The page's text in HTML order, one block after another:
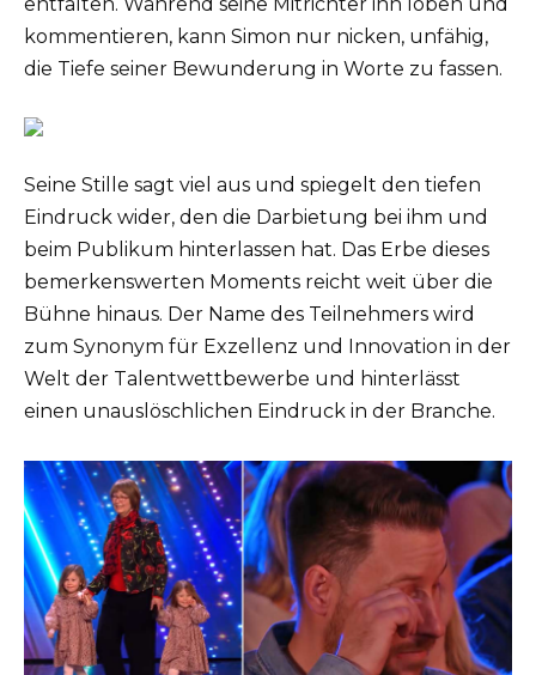
kommentieren, kann Simon nur nicken, unfähig,
die Tiefe seiner Bewunderung in Worte zu fassen.
Seine Stille sagt viel aus und spiegelt den tiefen
Eindruck wider, den die Darbietung bei ihm und
beim Publikum hinterlassen hat. Das Erbe dieses
bemerkenswerten Moments reicht weit über die
Bühne hinaus. Der Name des Teilnehmers wird
zum Synonym für Exzellenz und Innovation in der
Welt der Talentwettbewerbe und hinterlässt
einen unauslöschlichen Eindruck in der Branche.